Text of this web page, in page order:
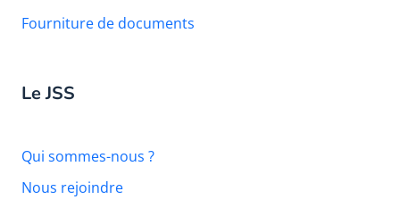
Fourniture de documents
Le JSS
Qui sommes-nous ?
Nous rejoindre